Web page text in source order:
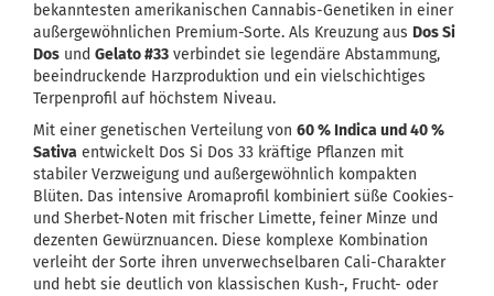
bekanntesten amerikanischen Cannabis-Genetiken in einer
außergewöhnlichen Premium-Sorte. Als Kreuzung aus Dos Si
Dos und Gelato #33 verbindet sie legendäre Abstammung,
beeindruckende Harzproduktion und ein vielschichtiges
Terpenprofil auf höchstem Niveau.
Mit einer genetischen Verteilung von 60 % Indica und 40 %
Sativa entwickelt Dos Si Dos 33 kräftige Pflanzen mit
stabiler Verzweigung und außergewöhnlich kompakten
Blüten. Das intensive Aromaprofil kombiniert süße Cookies-
und Sherbet-Noten mit frischer Limette, feiner Minze und
dezenten Gewürznuancen. Diese komplexe Kombination
verleiht der Sorte ihren unverwechselbaren Cali-Charakter
und hebt sie deutlich von klassischen Kush-, Frucht- oder